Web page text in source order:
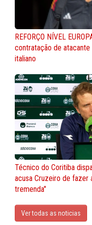
REFORÇO NÍVEL
contratação de
italiano
Técnico do Coritiba
acusa Cruzeiro de fazer
tremenda"
Ver todas as noticias